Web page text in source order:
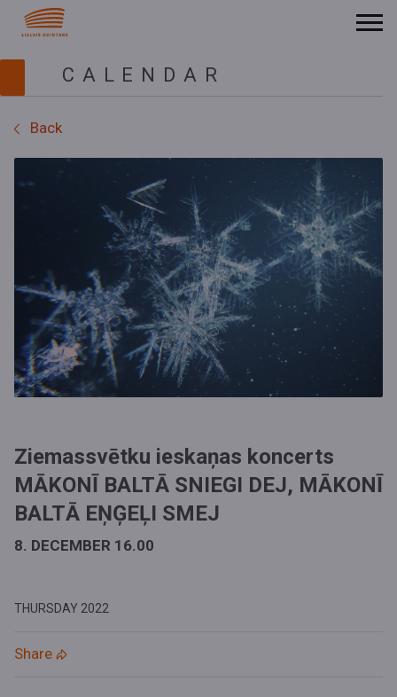
CALENDAR
Back
Ziemassvētku ieskaņas koncerts
MĀKONĪ BALTĀ SNIEGI DEJ, MĀKONĪ
BALTĀ EŅĢEĻI SMEJ
8. DECEMBER 16.00
THURSDAY 2022
Share